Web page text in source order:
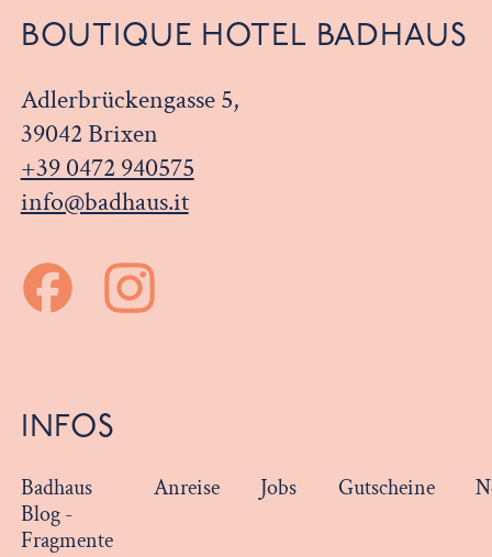
BOUTIQUE HOTEL BADHAUS
Adlerbrückengasse 5,
39042 Brixen
+39 0472 940575
info@badhaus.it
INFOS
Badhaus
Blog -
Fragmente
Anreise Jobs Gutscheine